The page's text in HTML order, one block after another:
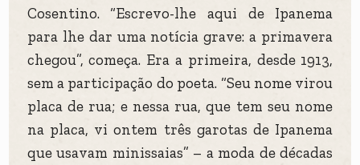
Cosentino. “Escrevo-lhe aqui de Ipanema
para lhe dar uma notícia grave: a primavera
chegou”, começa. Era a primeira, desde 1913,
sem a participação do poeta. “Seu nome virou
placa de rua; e nessa rua, que tem seu nome
na placa, vi ontem três garotas de Ipanema
que usavam minissaias” – a moda de décadas